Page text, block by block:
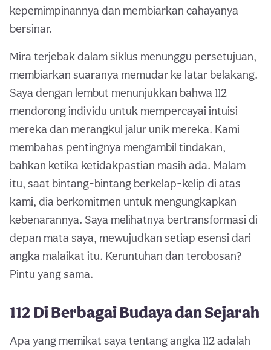
kepemimpinannya dan membiarkan cahayanya
bersinar.
Mira terjebak dalam siklus menunggu persetujuan,
membiarkan suaranya memudar ke latar belakang.
Saya dengan lembut menunjukkan bahwa 112
mendorong individu untuk mempercayai intuisi
mereka dan merangkul jalur unik mereka. Kami
membahas pentingnya mengambil tindakan,
bahkan ketika ketidakpastian masih ada. Malam
itu, saat bintang-bintang berkelap-kelip di atas
kami, dia berkomitmen untuk mengungkapkan
kebenarannya. Saya melihatnya bertransformasi di
depan mata saya, mewujudkan setiap esensi dari
angka malaikat itu. Keruntuhan dan terobosan?
Pintu yang sama.
112 Di Berbagai Budaya dan Sejarah
Apa yang memikat saya tentang angka 112 adalah